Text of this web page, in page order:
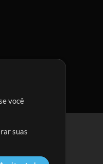
você
suas